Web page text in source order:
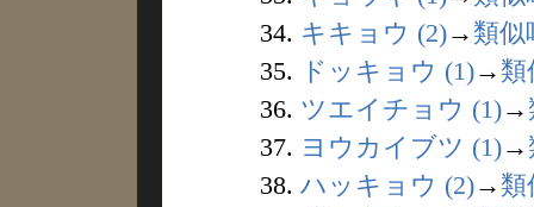
34. キキョウ (2)→ 類似
35.
ドッキョウ (1)→ 類
36. ツエイチョウ (1)→
37. ヨウカイブツ (1)→
38. ハッキョウ (2)→ 類